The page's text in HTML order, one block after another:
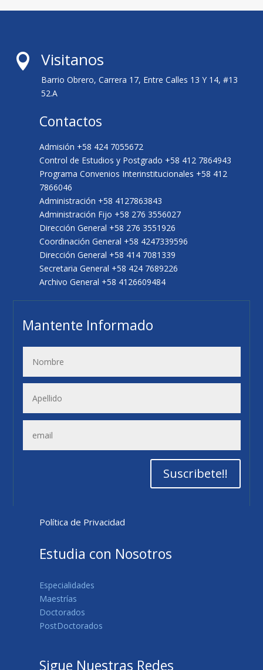
 Visitanos
Barrio Obrero, Carrera 17, Entre Calles 13 Y 14, #13
52.A
Contactos
Admisión +58 424 7055672
Control de Estudios y Postgrado +58 412 7864943
Programa Convenios Interinstitucionales +58 412
7866046
Administración +58 4127863843
Administración Fijo +58 276 3556027
Dirección General +58 276 3551926
Coordinación General +58 4247339596
Dirección General +58 414 7081339
Secretaria General +58 424 7689226
Archivo General +58 4126609484
Mantente Informado
Suscribete!!
Política de Privacidad
Estudia con Nosotros
Especialidades
Maestrías
Doctorados
PostDoctorados
Sigue Nuestras Redes